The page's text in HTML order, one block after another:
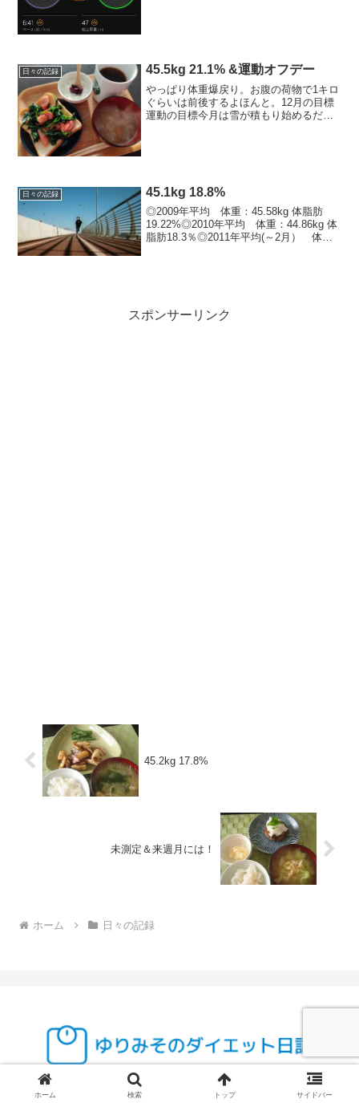
日々の記録 45.5kg 21.1% &運動オフデー
やっぱり体重爆戻り。お腹の荷物で1キロ
ぐらいは前後するよほんと。12月の目標
運動の目標今月は雪が積もり始めるだろ
日々の記録 45.1kg 18.8%
◎2009年平均 体重：45.58kg 体脂肪
19.22%◎2010年平均 体重：44.86kg 体
脂肪18.3％◎2011年平均(～2月） 体
スポンサーリンク
45.2kg 17.8%
未測定＆来週月には！
ホーム 日々の記録
© 2005 ゆりみそのダイエット日記.
ホーム 検索 トップ サイドバー